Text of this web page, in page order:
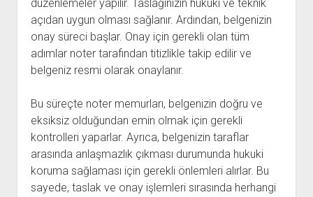
düzenlemeler yapılır. Taslağınızın hukuki ve teknik
açıdan uygun olması sağlanır. Ardından, belgenizin
onay süreci başlar. Onay için gerekli olan tüm
adımlar noter tarafından titizlikle takip edilir ve
belgeniz resmi olarak onaylanır.
Bu süreçte noter memurları, belgenizin doğru ve
eksiksiz olduğundan emin olmak için gerekli
kontrolleri yaparlar. Ayrıca, belgenizin taraflar
arasında anlaşmazlık çıkması durumunda hukuki
koruma sağlaması için gerekli önlemleri alırlar. Bu
sayede, taslak ve onay işlemleri sırasında herhangi